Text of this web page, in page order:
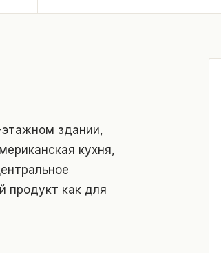
здании,
кухня,
продукт как для